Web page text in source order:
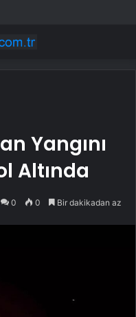
Yangını
Altında
0 0 Bir dakikadan az